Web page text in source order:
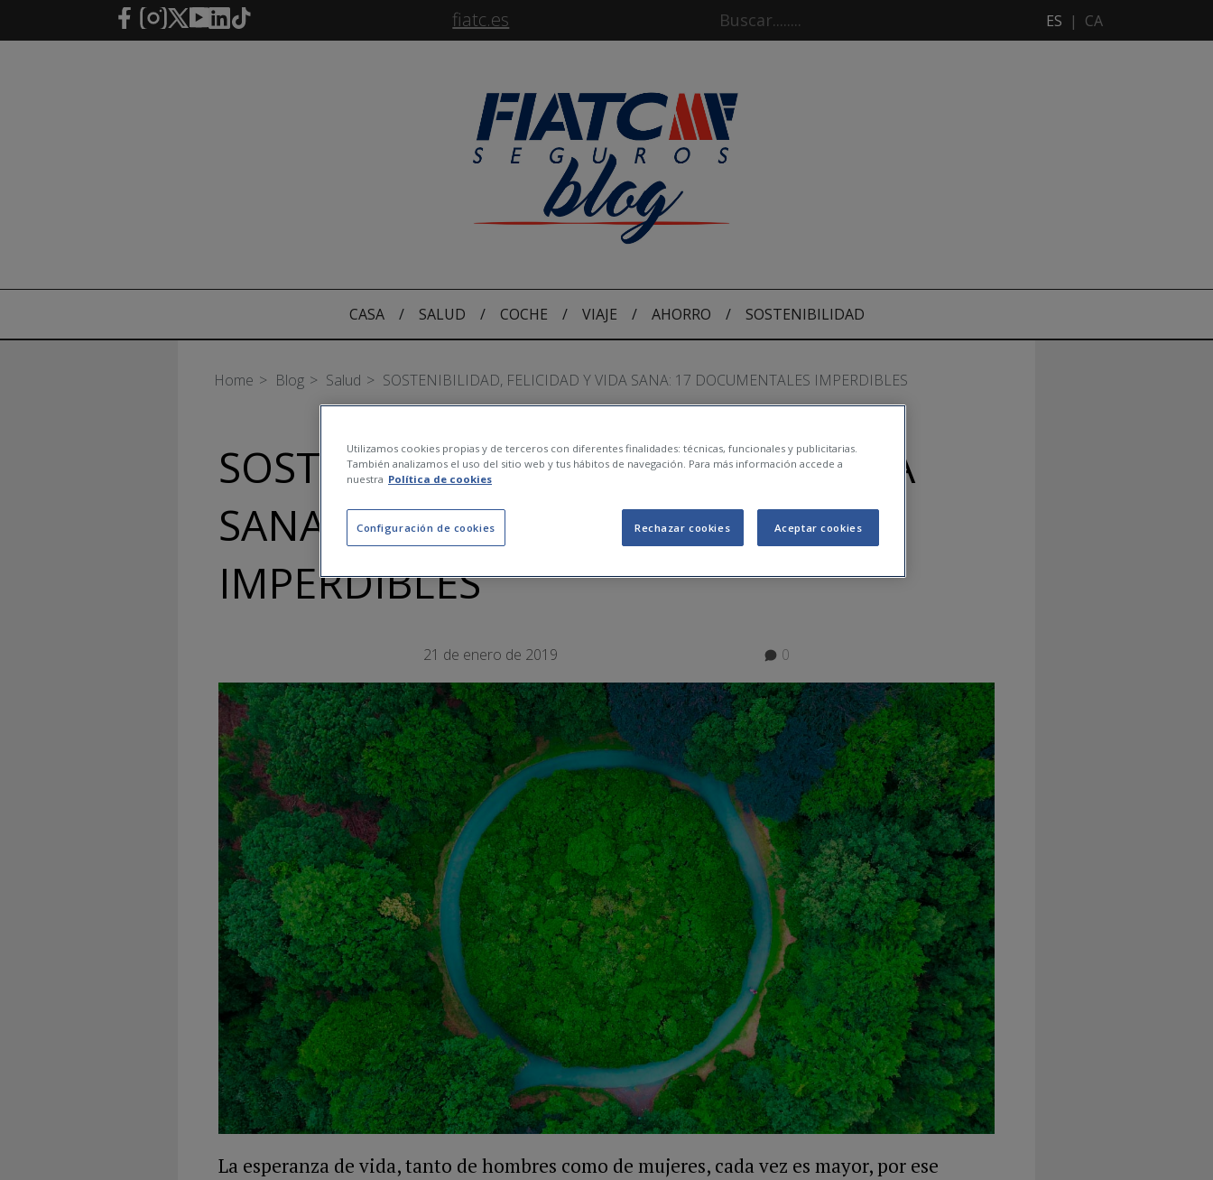
Saltar al contenido principal fiatc.es ES | CA
CASA / SALUD / COCHE / VIAJE / AHORRO / SOSTENIBILIDAD
Home Blog Salud SOSTENIBILIDAD, FELICIDAD Y VIDA SANA: 17 DOCUMENTALES IMPERDIBLES
SOSTENIBILIDAD, FELICIDAD Y VIDA
SANA: 17 DOCUMENTALES
IMPERDIBLES
21 de enero de 2019 0
La esperanza de vida, tanto de hombres como de mujeres, cada vez es mayor, por ese
Utilizamos cookies propias y de terceros con diferentes finalidades: técnicas, funcionales y publicitarias.
También analizamos el uso del sitio web y tus hábitos de navegación. Para más información accede a
nuestra Política de cookies
Configuración de cookies Rechazar cookies Aceptar cookies